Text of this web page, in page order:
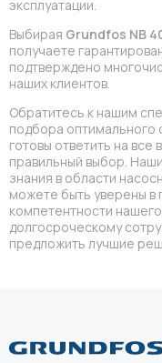
эксплуатации.
Выбирая Grundfos NB
получаете
подтверждено
наших клиентов.
Обратитесь к нашим
подбора оптимального
готовы ответить на
правильный выбор.
знания в области
можете быть уверены
компетентности
долгосроческому
предложить лучшие